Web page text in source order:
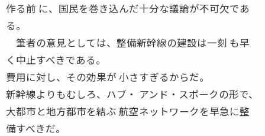
作る前 に、国民を巻き込んだ十分な議論が不可欠であ
る。
筆者の意見としては、整備新幹線の建設は一刻 も早
く中止すべきである。
費用に対し、その効果が 小さすぎるからだ。
新幹線よりもむしろ、ハブ・ アンド・スポークの形で、
大都市と地方都市を結ぶ 航空ネットワークを早急に整
備すべきだ。